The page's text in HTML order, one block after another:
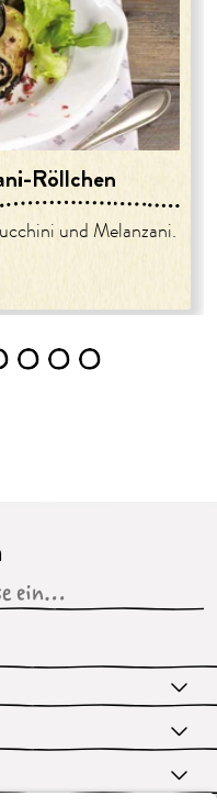
Röllchen
und Melanzani.
6 7 8